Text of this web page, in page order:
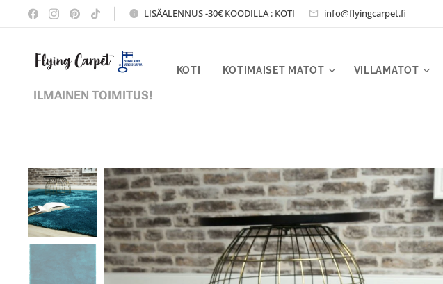
LISÄALENNUS -30€ KOODILLA : KOTI info@flyingcarpet.fi
ILMAINEN TOIMITUS!
KOTI KOTIMAISET MATOT VILLAMATOT